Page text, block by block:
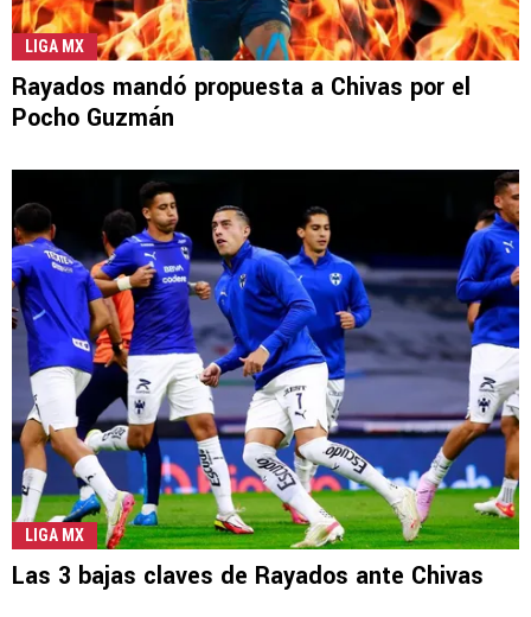
LIGA MX
Rayados mandó propuesta a Chivas por el
Pocho Guzmán
LIGA MX
Las 3 bajas claves de Rayados ante Chivas